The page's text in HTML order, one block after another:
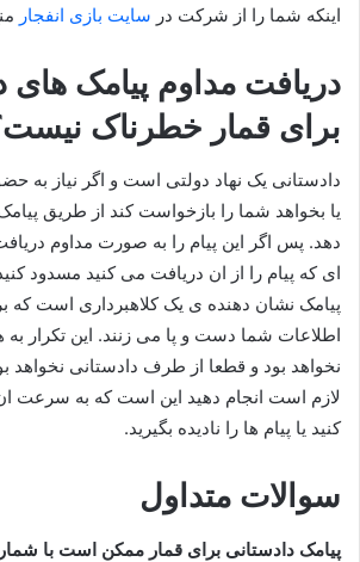
اینکه شما را از شرکت در سایت بازی انفجار
دریافت مداوم پیامک های
برای قمار خطرناک
دادستانی یک نهاد دولتی است و اگر نیاز به
یا بخواهد شما را بازخواست کند از طریق
دهد. پس اگر این پیام را به صورت مداوم
ای که پیام را از ان دریافت می کنید مسدود
پیامک نشان دهنده ی یک کلاهبرداری است که
اطلاعات شما دست و پا می زنند. این تکرار
نخواهد بود و قطعا از طرف دادستانی نخواهد
لازم است انجام دهید این است که به سرعت
کنید یا پیام ها را نادیده بگیرید.
سوالات متداول
پیامک دادستانی برای قمار ممکن است با